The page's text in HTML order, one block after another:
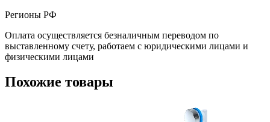
Регионы РФ
Оплата осуществляется безналичным переводом по
выставленному счету, работаем с юридическими лицами и
физическими лицами
Похожие товары